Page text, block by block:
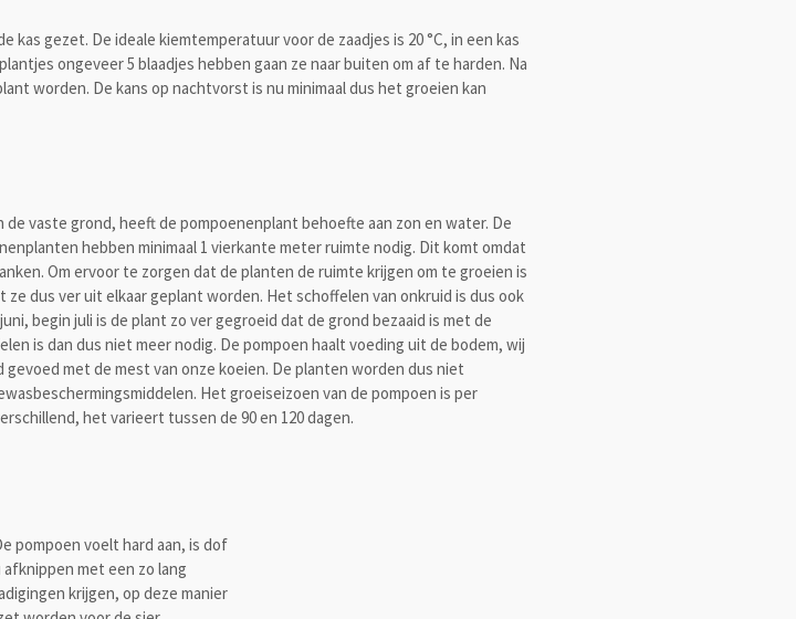
gezet. De ideale kiemtemperatuur voor de zaadjes is 20 °C, in een kas
ongeveer 5 blaadjes hebben gaan ze naar buiten om af te harden. Na
worden. De kans op nachtvorst is nu minimaal dus het groeien kan
de vaste grond, heeft de pompoenenplant behoefte aan zon en water. De
hebben minimaal 1 vierkante meter ruimte nodig. Dit komt omdat
Om ervoor te zorgen dat de planten de ruimte krijgen om te groeien is
ze dus ver uit elkaar geplant worden. Het schoffelen van onkruid is dus ook
begin juli is de plant zo ver gegroeid dat de grond bezaaid is met de
is dan dus niet meer nodig. De pompoen haalt voeding uit de bodem, wij
gevoed met de mest van onze koeien. De planten worden dus niet
Het groeiseizoen van de pompoen is per
het varieert tussen de 90 en 120 dagen.
pompoen voelt hard aan, is dof
met een zo lang
krijgen, op deze manier